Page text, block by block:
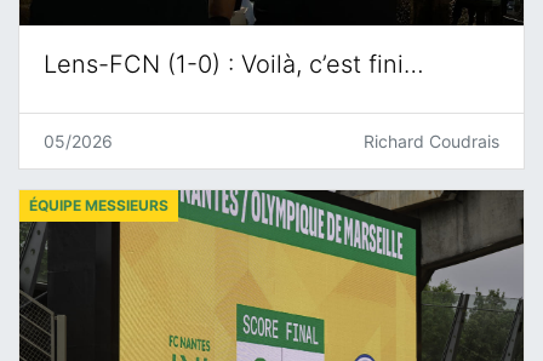
Lens-FCN (1-0) : Voilà, c’est fini…
05/2026 Richard Coudrais
ÉQUIPE MESSIEURS